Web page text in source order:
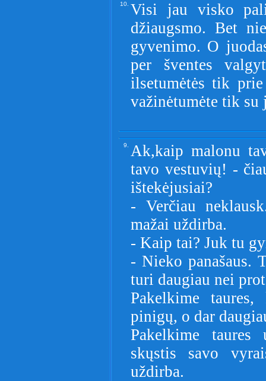
10. Visi jau visko
džiaugsmo. Bet
gyvenimo. O
per šventes
ilsetumėtės tik
važinėtumėte tik su
9. Ak,kaip malonu
tavo vestuvių! -
ištekėjusiai?
- Verčiau
mažai uždirba.
- Kaip tai? Juk tu
- Nieko panašaus.
turi daugiau nei
Pakelkime
pinigų, o dar
Pakelkime
skųstis savo
uždirba.